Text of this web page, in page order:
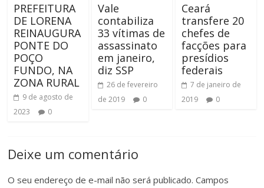
PREFEITURA
DE LORENA
REINAUGURA
PONTE DO
POÇO
FUNDO, NA
ZONA RURAL
9 de agosto de
2023
0
Vale
contabiliza
33 vítimas de
assassinato
em janeiro,
diz SSP
26 de fevereiro
de 2019
0
Ceará
transfere 20
chefes de
facções para
presídios
federais
7 de janeiro de
2019
0
Deixe um comentário
O seu endereço de e-mail não será publicado. Campos